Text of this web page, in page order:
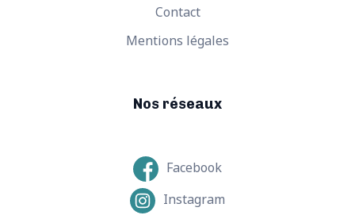
Contact
Mentions légales
Nos réseaux
Facebook
Instagram